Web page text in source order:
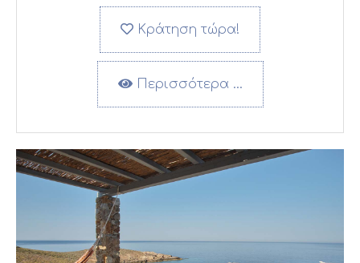
Κράτηση τώρα!
Περισσότερα …